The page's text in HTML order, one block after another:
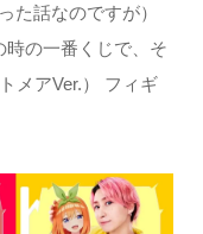
た話なのですが）
時の⼀番くじで、そ
メアVer.） フィギ